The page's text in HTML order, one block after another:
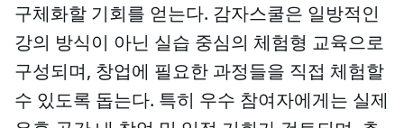
구체화할 기회를 얻는다. 감자스쿨은 일방적인
강의 방식이 아닌 실습 중심의 체험형 교육으로
구성되며, 창업에 필요한 과정들을 직접 체험할
수 있도록 돕는다. 특히 우수 참여자에게는 실제